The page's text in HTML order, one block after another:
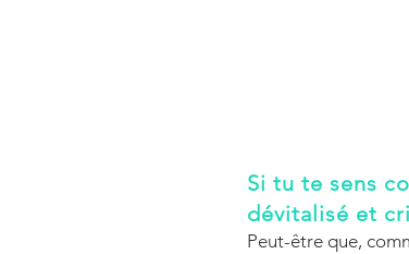
Si tu te sens
dévitalisé et
Peut-être que,